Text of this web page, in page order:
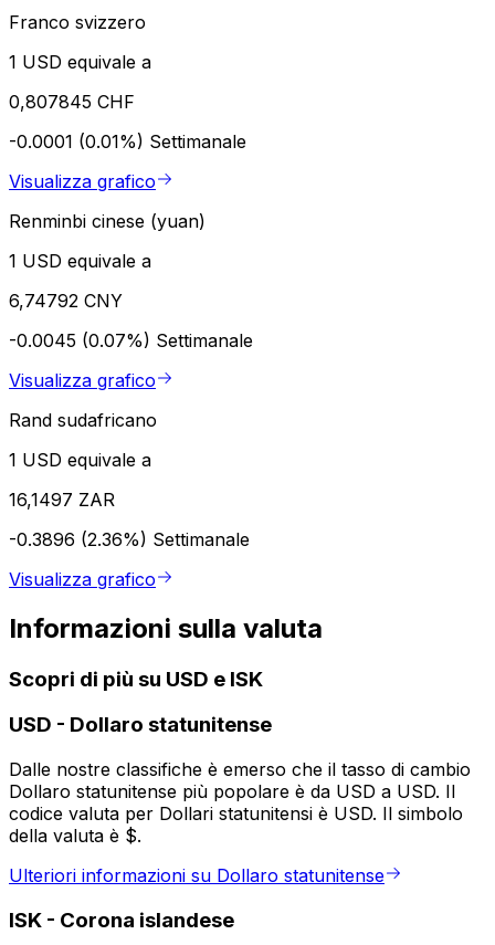
Franco svizzero
1 USD equivale a
0,807845 CHF
-0.0001 (0.01%) Settimanale
Visualizza grafico
Renminbi cinese (yuan)
1 USD equivale a
6,74792 CNY
-0.0045 (0.07%) Settimanale
Visualizza grafico
Rand sudafricano
1 USD equivale a
16,1497 ZAR
-0.3896 (2.36%) Settimanale
Visualizza grafico
Informazioni sulla valuta
Scopri di più su USD e ISK
USD - Dollaro statunitense
Dalle nostre classifiche è emerso che il tasso di cambio
Dollaro statunitense più popolare è da USD a USD. Il
codice valuta per Dollari statunitensi è USD. Il simbolo
della valuta è $.
Ulteriori informazioni su Dollaro statunitense
ISK - Corona islandese